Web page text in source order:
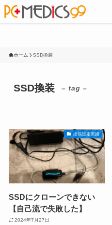
ホーム SSD換装
SSD換装 – tag –
出張設定実績
SSDにクローンできない
【自己流で失敗した】
2024年7月27日